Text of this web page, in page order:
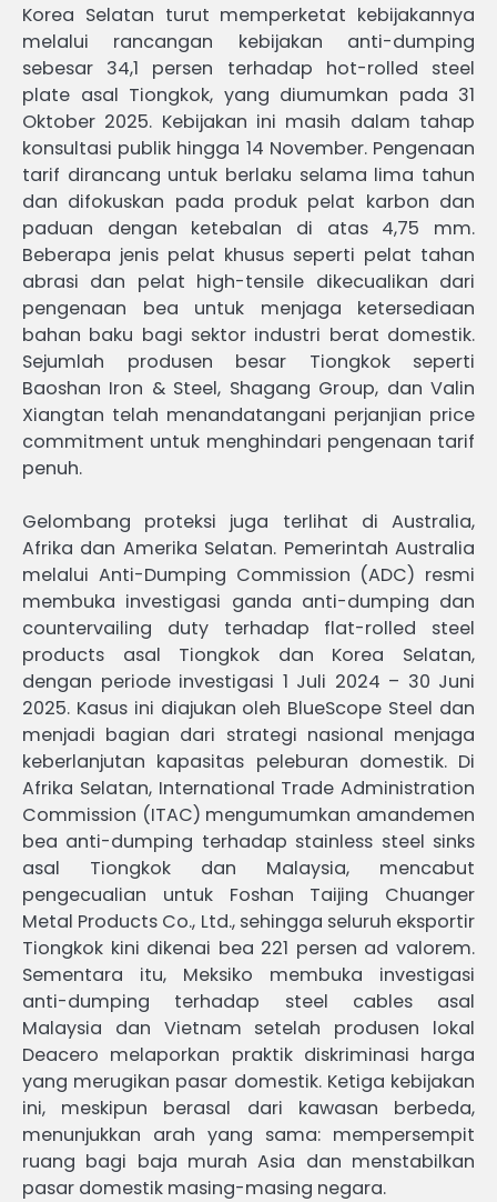
Korea Selatan turut memperketat kebijakannya
melalui rancangan kebijakan anti-dumping
sebesar 34,1 persen terhadap hot-rolled steel
plate asal Tiongkok, yang diumumkan pada 31
Oktober 2025. Kebijakan ini masih dalam tahap
konsultasi publik hingga 14 November. Pengenaan
tarif dirancang untuk berlaku selama lima tahun
dan difokuskan pada produk pelat karbon dan
paduan dengan ketebalan di atas 4,75 mm.
Beberapa jenis pelat khusus seperti pelat tahan
abrasi dan pelat high-tensile dikecualikan dari
pengenaan bea untuk menjaga ketersediaan
bahan baku bagi sektor industri berat domestik.
Sejumlah produsen besar Tiongkok seperti
Baoshan Iron & Steel, Shagang Group, dan Valin
Xiangtan telah menandatangani perjanjian price
commitment untuk menghindari pengenaan tarif
penuh.
Gelombang proteksi juga terlihat di Australia,
Afrika dan Amerika Selatan. Pemerintah Australia
melalui Anti-Dumping Commission (ADC) resmi
membuka investigasi ganda anti-dumping dan
countervailing duty terhadap flat-rolled steel
products asal Tiongkok dan Korea Selatan,
dengan periode investigasi 1 Juli 2024 – 30 Juni
2025. Kasus ini diajukan oleh BlueScope Steel dan
menjadi bagian dari strategi nasional menjaga
keberlanjutan kapasitas peleburan domestik. Di
Afrika Selatan, International Trade Administration
Commission (ITAC) mengumumkan amandemen
bea anti-dumping terhadap stainless steel sinks
asal Tiongkok dan Malaysia, mencabut
pengecualian untuk Foshan Taijing Chuanger
Metal Products Co., Ltd., sehingga seluruh eksportir
Tiongkok kini dikenai bea 221 persen ad valorem.
Sementara itu, Meksiko membuka investigasi
anti-dumping terhadap steel cables asal
Malaysia dan Vietnam setelah produsen lokal
Deacero melaporkan praktik diskriminasi harga
yang merugikan pasar domestik. Ketiga kebijakan
ini, meskipun berasal dari kawasan berbeda,
menunjukkan arah yang sama: mempersempit
ruang bagi baja murah Asia dan menstabilkan
pasar domestik masing-masing negara.